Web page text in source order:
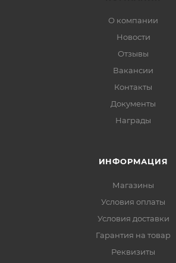
О компании
Новости
Отзывы
Вакансии
Контакты
Документы
Награды
ИНФОРМАЦИЯ
Магазины
Условия оплаты
Условия доставки
Гарантия на товар
Реквизиты